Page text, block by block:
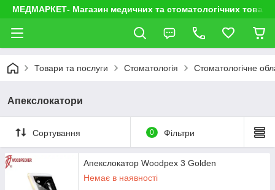
МЕДМАРКЕТ- Магазин медичних та стоматологічних
Товари та послуги Стоматологія Стоматологічне
Апекслокатори
Сортування 0 Фільтри
Апекслокатор Woodpex 3 Golden
Немає в наявності